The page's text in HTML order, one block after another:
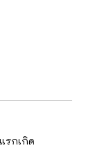
รกเกิด